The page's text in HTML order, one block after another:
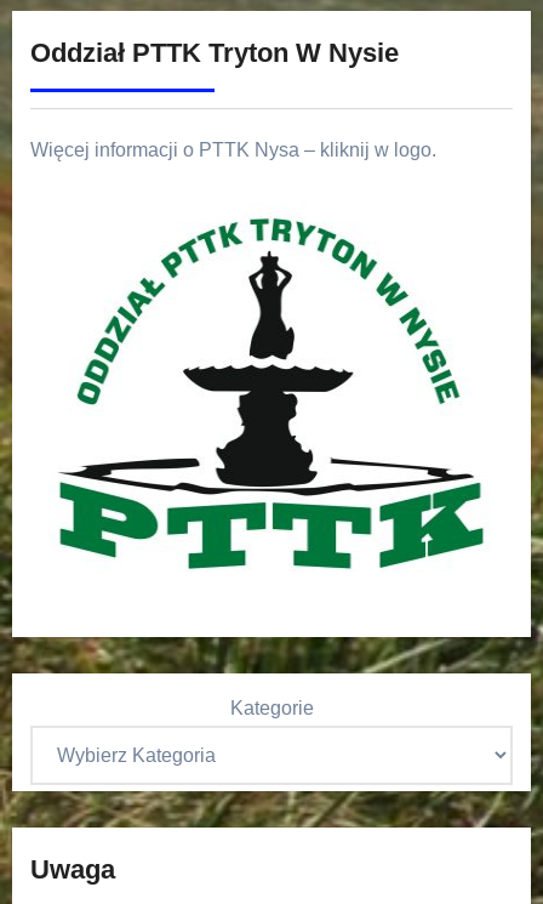
Oddział PTTK Tryton W Nysie
Więcej informacji o PTTK Nysa – kliknij w logo.
Kategorie
Uwaga